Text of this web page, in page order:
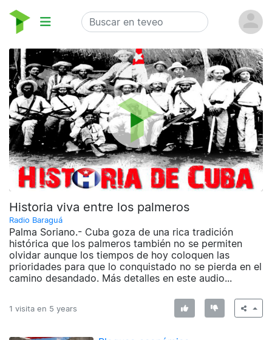
Historia viva entre los palmeros
Radio Baraguá
Palma Soriano.- Cuba goza de una rica tradición
histórica que los palmeros también no se permiten
olvidar aunque los tiempos de hoy coloquen las
prioridades para que lo conquistado no se pierda en el
camino desandado. Más detalles en este audio...
1 visita en 5 years